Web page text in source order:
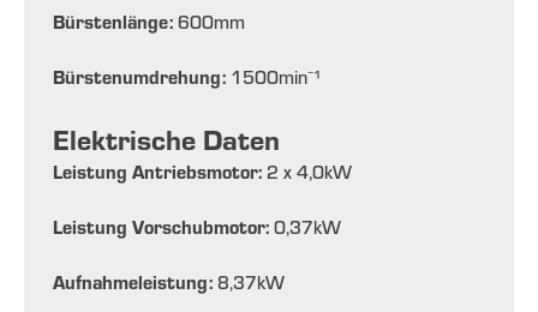
Bürstenlänge: 600mm
Bürstenumdrehung: 1500min⁻¹
Elektrische Daten
Leistung Antriebsmotor: 2 x 4,0kW
Leistung Vorschubmotor: 0,37kW
Aufnahmeleistung: 8,37kW